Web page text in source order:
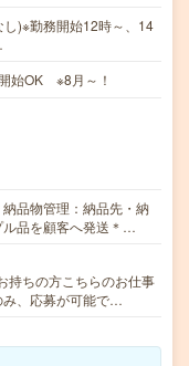
)※勤務開始12時～、14
始OK ※8月～！
品物管理：納品先・納
ル品を顧客へ発送＊…
持ちの方こちらのお仕事
み、応募が可能で…